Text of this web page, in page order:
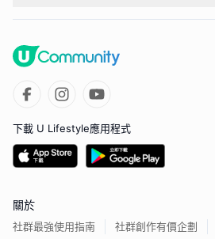
下載 U Lifestyle應用程式
關於
社群最強使用指南 社群創作有價企劃